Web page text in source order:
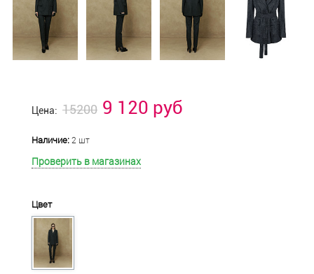
Цена: 15200 9 120 руб
Наличие:2 шт
Проверить в магазинах
Цвет